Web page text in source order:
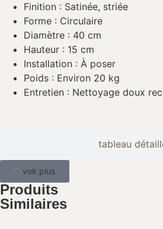
tableau
Finition : Satinée, striée
Forme : Circulaire
Diamètre : 40 cm
Hauteur : 15 cm
Installation : À poser
Poids : Environ 20 kg
Entretien : Nettoyage doux
voir plus
Produits
Similaires